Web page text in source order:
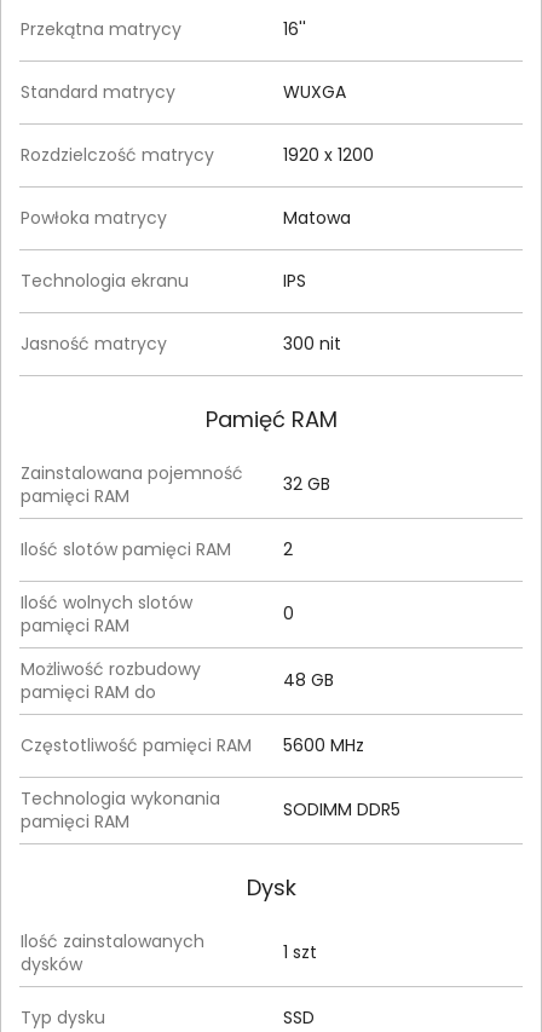
Przekątna matrycy 16''
Standard matrycy WUXGA
Rozdzielczość matrycy 1920 x 1200
Powłoka matrycy Matowa
Technologia ekranu IPS
Jasność matrycy 300 nit
Pamięć RAM
Zainstalowana pojemność
pamięci RAM
32 GB
Ilość slotów pamięci RAM 2
Ilość wolnych slotów
pamięci RAM
0
Możliwość rozbudowy
pamięci RAM do
48 GB
Częstotliwość pamięci RAM 5600 MHz
Technologia wykonania
pamięci RAM
SODIMM DDR5
Dysk
Ilość zainstalowanych
dysków
1 szt
Typ dysku SSD